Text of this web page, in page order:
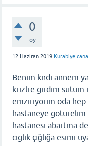
0
oy
12 Haziran 2019 Kurabiye
Benim kndi annem
krizlre girdim sütüm
emziriyorim oda
hastaneye
hastanesi abartma
ciglik çığlığa esimi